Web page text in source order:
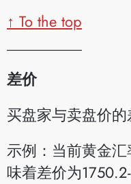
↑ To the top
差价
买盘家与卖盘价的
示例：当前黄金
味着差价为1750.2-